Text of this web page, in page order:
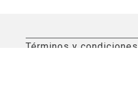
Términos y condiciones